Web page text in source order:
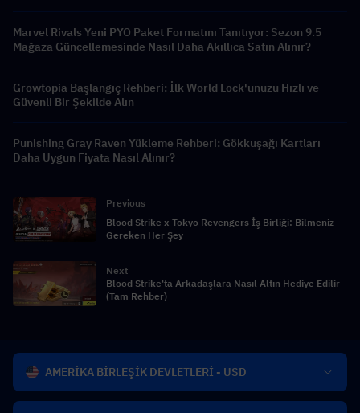
Marvel Rivals Yeni PYO Paket Formatını Tanıtıyor: Sezon 9.5
Mağaza Güncellemesinde Nasıl Daha Akıllıca Satın Alınır?
Growtopia Başlangıç Rehberi: İlk World Lock'unuzu Hızlı ve
Güvenli Bir Şekilde Alın
Punishing Gray Raven Yükleme Rehberi: Gökkuşağı Kartları
Daha Uygun Fiyata Nasıl Alınır?
Previous
Blood Strike x Tokyo Revengers İş Birliği: Bilmeniz
Gereken Her Şey
Next
Blood Strike'ta Arkadaşlara Nasıl Altın Hediye Edilir
(Tam Rehber)
AMERİKA BİRLEŞİK DEVLETLERİ - USD